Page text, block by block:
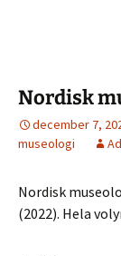
Nordisk
december 7,
museologi
Nordisk
(2022). Hela